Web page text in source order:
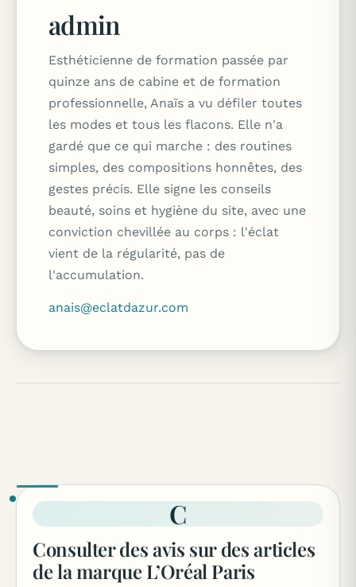
admin
Esthéticienne de formation passée par
quinze ans de cabine et de formation
professionnelle, Anaïs a vu défiler toutes
les modes et tous les flacons. Elle n'a
gardé que ce qui marche : des routines
simples, des compositions honnêtes, des
gestes précis. Elle signe les conseils
beauté, soins et hygiène du site, avec une
conviction chevillée au corps : l'éclat
vient de la régularité, pas de
l'accumulation.
anais@eclatdazur.com
C
Consulter des avis sur des articles
de la marque L’Oréal Paris